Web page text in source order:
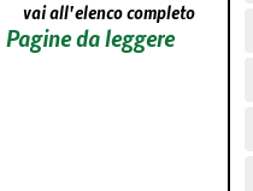
vai all'elenco completo
Pagine da leggere